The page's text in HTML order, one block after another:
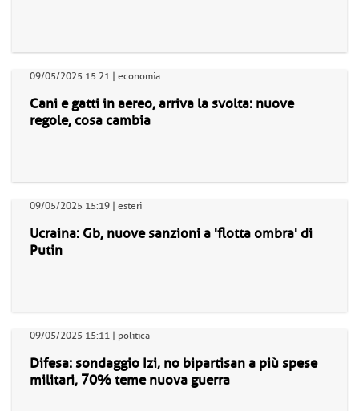
09/05/2025 15:21 | economia
Cani e gatti in aereo, arriva la svolta: nuove
regole, cosa cambia
09/05/2025 15:19 | esteri
Ucraina: Gb, nuove sanzioni a 'flotta ombra' di
Putin
09/05/2025 15:11 | politica
Difesa: sondaggio Izi, no bipartisan a più spese
militari, 70% teme nuova guerra